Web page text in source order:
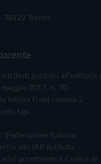
38122 Trento
pubblici all'editoria
2017, n. 70.
lettera f) del comma 2
Lgs.
Italiana
allo IAP (Istituto
accettando il Codice di